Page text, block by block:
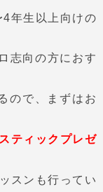
年生以上向けの
志向の方におす
ので、まずはお
ティックプレゼ
スンも行ってい